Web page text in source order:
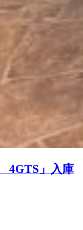
」入庫